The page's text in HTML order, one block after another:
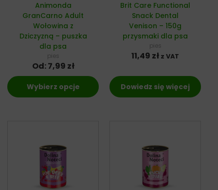
Animonda
GranCarno Adult
Wołowina z
Dziczyzną – puszka
dla psa
pies
Od:7,99 zł
Wybierz opcje
Brit Care Functional
Snack Dental
Venison – 150g
przysmaki dla psa
pies
11,49 zł z VAT
Dowiedz się więcej